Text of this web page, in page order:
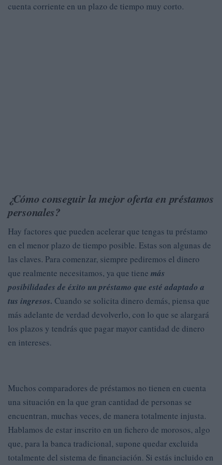
cuenta corriente en un plazo de tiempo muy corto.
¿Cómo conseguir la mejor oferta en préstamos
personales?
Hay factores que pueden acelerar que tengas tu préstamo
en el menor plazo de tiempo posible. Estas son algunas de
las claves. Para comenzar, siempre pediremos el dinero
que realmente necesitamos, ya que tiene más
posibilidades de éxito un préstamo que esté adaptado a
tus ingresos. Cuando se solicita dinero demás, piensa que
más adelante de verdad devolverlo, con lo que se alargará
los plazos y tendrás que pagar mayor cantidad de dinero
en intereses.
Muchos comparadores de préstamos no tienen en cuenta
una situación en la que gran cantidad de personas se
encuentran, muchas veces, de manera totalmente injusta.
Hablamos de estar inscrito en un fichero de morosos, algo
que, para la banca tradicional, supone quedar excluida
totalmente del sistema de financiación. Si estás incluido en